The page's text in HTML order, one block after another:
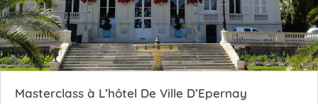
Masterclass à L’hôtel De Ville D’Epernay